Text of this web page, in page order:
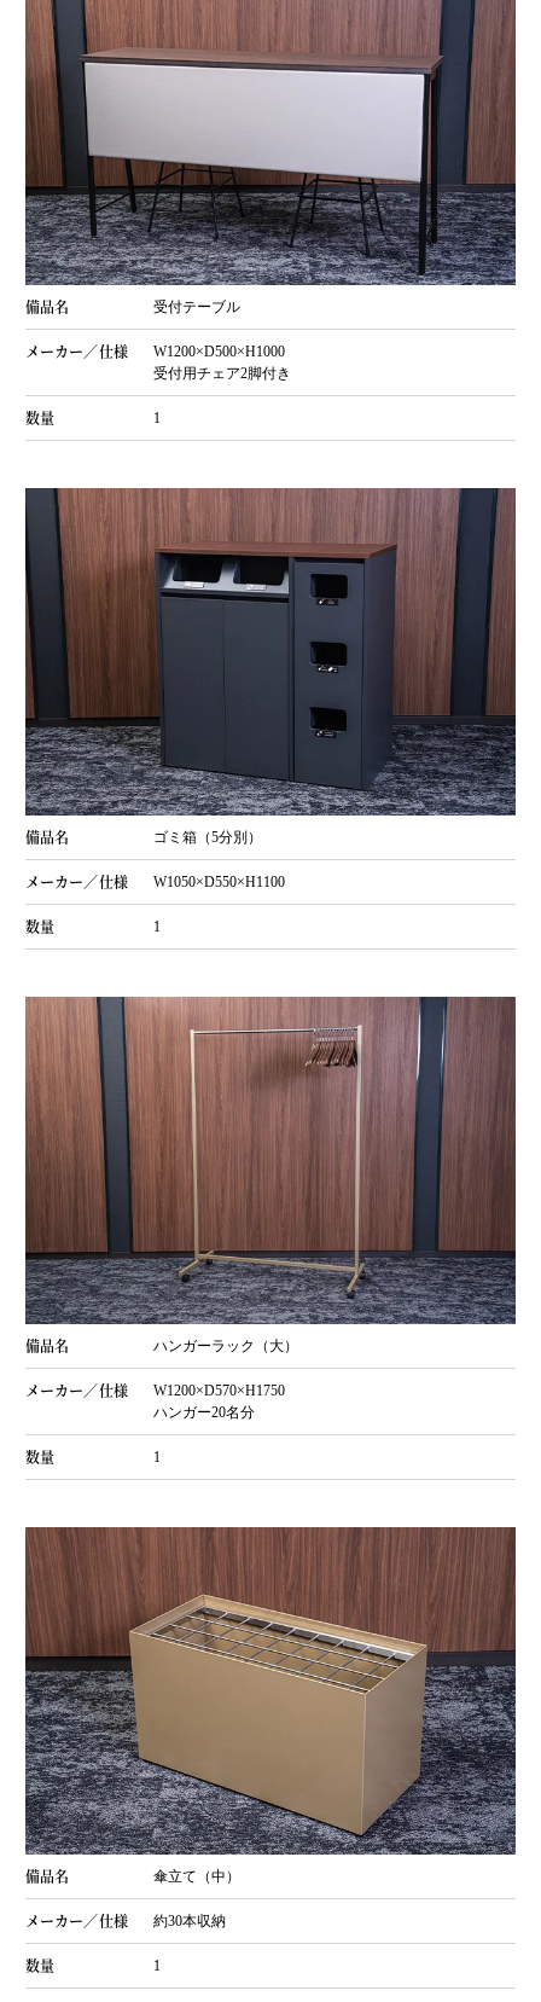
受付テーブル
W1200×D500×H1000
受付用チェア2脚付き
1
ゴミ箱（5分別）
W1050×D550×H1100
1
ハンガーラック（大）
W1200×D570×H1750
ハンガー20名分
1
傘立て（中）
約30本収納
1